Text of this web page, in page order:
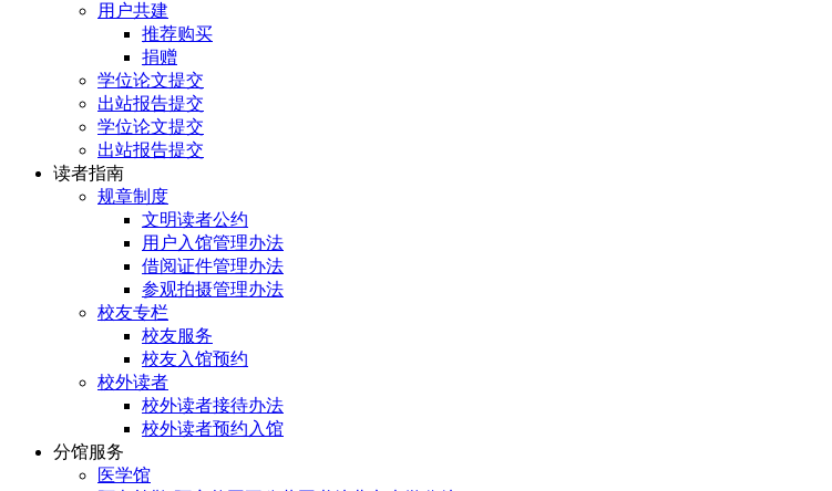
用户共建
推荐购买
捐赠
学位论文提交
出站报告提交
学位论文提交
出站报告提交
读者指南
规章制度
文明读者公约
用户入馆管理办法
借阅证件管理办法
参观拍摄管理办法
校友专栏
校友服务
校友入馆预约
校外读者
校外读者接待办法
校外读者预约入馆
分馆服务
医学馆